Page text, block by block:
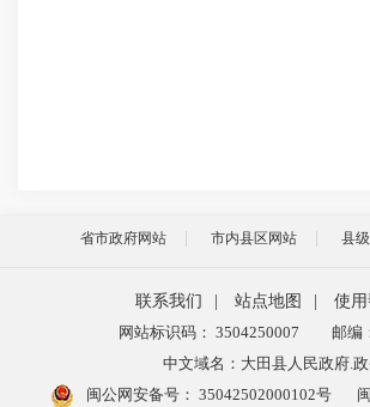
省市政府网站 市内县区网站 县
联系我们 站点地图
使
网站标识码： 3504250007
邮编
中文域名：大田县人民政府.
闽公网安备号： 35042502000102号